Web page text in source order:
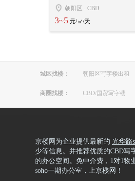
朝阳区 - CBD
3~5 元/㎡/天
城区找楼： 朝阳区写字楼出租
商圈找楼： CBD/国贸写字楼
京楼网为企业提供最新的 光华路
少等信息。并推荐优质的CBD写
的办公空间。免中介费，1对1物
soho一期办公室，上京楼网！